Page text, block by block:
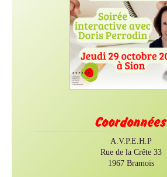
Coordonnées
A.V.P.E.H.P
Rue de la Crête 33
1967 Bramois